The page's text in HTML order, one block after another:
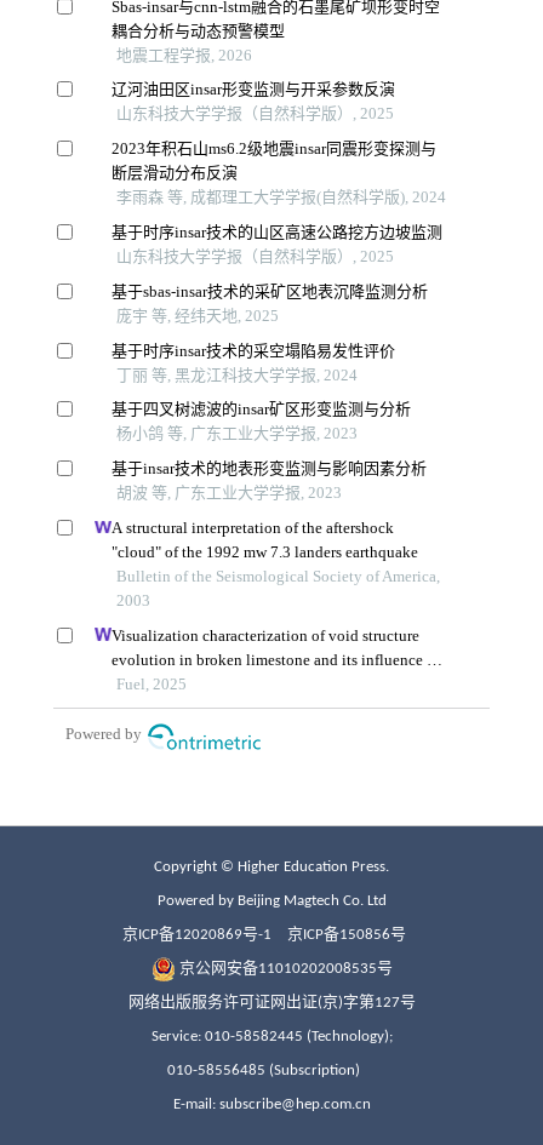
Copyright © Higher Education Press.
Powered by Beijing Magtech Co. Ltd
京ICP备12020869号-1 京ICP备150856号
京公网安备11010202008535号
网络出版服务许可证网出证(京)字第127号
Service: 010-58582445 (Technology);
010-58556485 (Subscription)
E-mail: subscribe@hep.com.cn